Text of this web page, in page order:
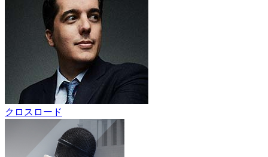
クロスロード